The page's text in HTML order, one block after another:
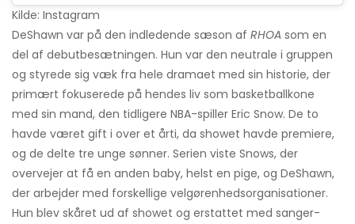
Kilde: Instagram
DeShawn var på den indledende sæson af RHOA som en
del af debutbesætningen. Hun var den neutrale i gruppen
og styrede sig væk fra hele dramaet med sin historie, der
primært fokuserede på hendes liv som basketballkone
med sin mand, den tidligere NBA-spiller Eric Snow. De to
havde været gift i over et årti, da showet havde premiere,
og de delte tre unge sønner. Serien viste Snows, der
overvejer at få en anden baby, helst en pige, og DeShawn,
der arbejder med forskellige velgørenhedsorganisationer.
Hun blev skåret ud af showet og erstattet med sanger-